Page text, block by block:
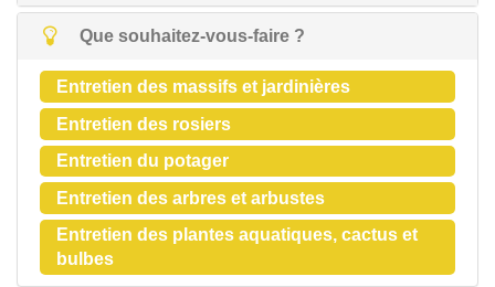
Que souhaitez-vous-faire ?
Entretien des massifs et jardinières
Entretien des rosiers
Entretien du potager
Entretien des arbres et arbustes
Entretien des plantes aquatiques, cactus et
bulbes